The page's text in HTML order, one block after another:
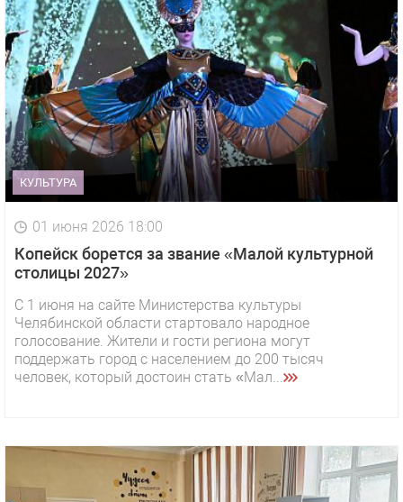
КУЛЬТУРА
01 июня 2026 18:00
Копейск борется за звание «Малой культурной
столицы 2027»
С 1 июня на сайте Министерства культуры
Челябинской области стартовало народное
голосование. Жители и гости региона могут
поддержать город с населением до 200 тысяч
человек, который достоин стать «Мал...